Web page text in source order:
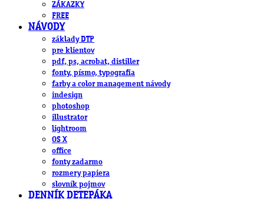
ZÁKAZKY
FREE
NÁVODY
základy DTP
pre klientov
pdf, ps, acrobat, distiller
fonty, písmo, typografia
farby a color management návody
indesign
photoshop
illustrator
lightroom
OS X
office
fonty zadarmo
rozmery papiera
slovník pojmov
DENNÍK DETEPÁKA